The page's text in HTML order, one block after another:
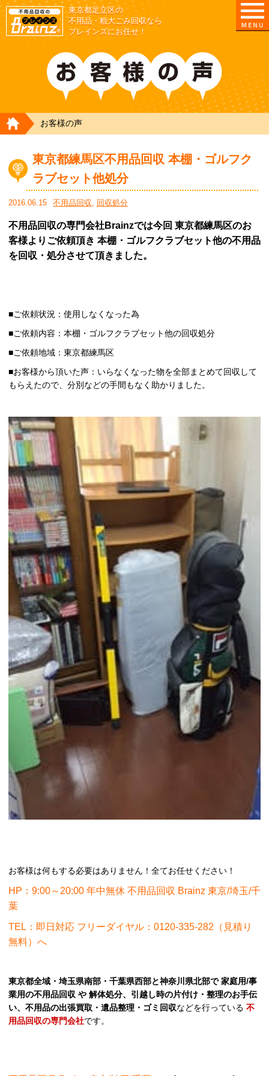
東京都足立区の
不用品・粗大ごみ回収なら
ブレインズにお任せ！
HOME
お客様の声
東京都練馬区不用品回収 本棚・ゴルフク
ラブセット他処分
2016.06.15 不用品回収, 回収処分
不用品回収の専門会社Brainzでは今回 東京都練馬区のお
客様よりご依頼頂き 本棚・ゴルフクラブセット他の不用品
を回収・処分させて頂きました。
■ご依頼状況：使用しなくなった為
■ご依頼内容：本棚・ゴルフクラブセット他の回収処分
■ご依頼地域：東京都練馬区
■お客様から頂いた声：いらなくなった物を全部まとめて回収して
もらえたので、分別などの手間もなく助かりました。
お客様は何もする必要はありません！全てお任せください！
HP：9:00～20:00 年中無休 不用品回収 Brainz 東京/埼玉/千
葉
TEL：即日対応 フリーダイヤル：0120-335-282（見積り
無料）へ
東京都全域・埼玉県南部・千葉県西部と神奈川県北部で 家庭用/事
業用の不用品回収 や 解体処分、引越し時の片付け・整理のお手伝
い、不用品の出張買取・遺品整理・ゴミ回収などを行っている 不
用品回収の専門会社です。